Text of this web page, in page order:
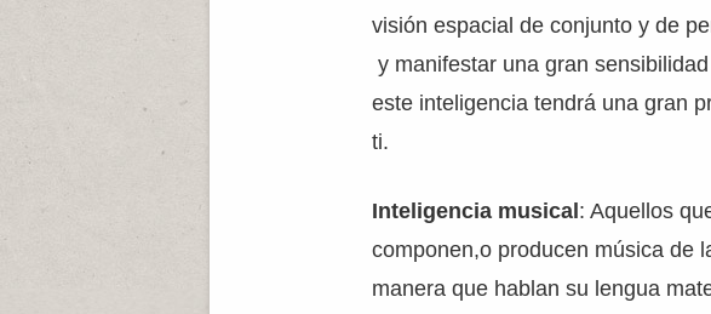
visión espacial de conjunto y de
y manifestar una gran
este inteligencia tendrá una gran
ti.
Inteligencia musical : Aquellos
componen,o producen música de
manera que hablan su lengua